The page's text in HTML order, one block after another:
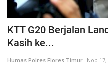
KTT G20 Berjalan
Kasih ke...
Humas Polres Flores Timur Nop 17,